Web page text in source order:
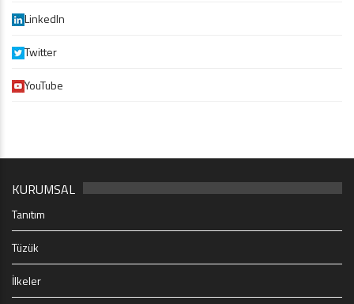
LinkedIn
Twitter
YouTube
KURUMSAL
Tanıtım
Tüzük
İlkeler